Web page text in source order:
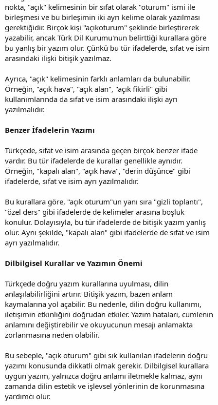
nokta, "açık" kelimesinin bir sıfat olarak "oturum" ismi ile
birleşmesi ve bu birleşimin iki ayrı kelime olarak yazılması
gerektiğidir. Birçok kişi "açıkoturum" şeklinde birleştirerek
yazabilir, ancak Türk Dil Kurumu'nun belirttiği kurallara göre
bu yanlış bir yazım olur. Çünkü bu tür ifadelerde, sıfat ve isim
arasındaki ilişki bitişik yazılmaz.
Ayrıca, "açık" kelimesinin farklı anlamları da bulunabilir.
Örneğin, "açık hava", "açık alan", "açık fikirli" gibi
kullanımlarında da sıfat ve isim arasındaki ilişki ayrı
yazılmalıdır.
Benzer İfadelerin Yazımı
Türkçede, sıfat ve isim arasında geçen birçok benzer ifade
vardır. Bu tür ifadelerde de kurallar genellikle aynıdır.
Örneğin, "kapalı alan", "açık hava", "derin düşünce" gibi
ifadelerde, sıfat ve isim ayrı yazılmalıdır.
Bu kurallara göre, "açık oturum"un yanı sıra "gizli toplantı",
"özel ders" gibi ifadelerde de kelimeler arasına boşluk
konulur. Dolayısıyla, bu tür ifadelerde de bitişik yazım yanlış
olur. Aynı şekilde, "kapalı alan" gibi ifadelerde de sıfat ve isim
ayrı yazılmalıdır.
Dilbilgisel Kurallar ve Yazımın Önemi
Türkçede doğru yazım kurallarına uyulması, dilin
anlaşılabilirliğini artırır. Bitişik yazım, bazen anlam
kaymalarına yol açabilir. Bu nedenle, dilin doğru kullanımı,
iletişimin etkinliğini doğrudan etkiler. Yazım hataları, cümlenin
anlamını değiştirebilir ve okuyucunun mesajı anlamakta
zorlanmasına neden olabilir.
Bu sebeple, "açık oturum" gibi sık kullanılan ifadelerin doğru
yazımı konusunda dikkatli olmak gerekir. Dilbilgisel kurallara
uygun yazım, yalnızca doğru anlamı iletmekle kalmaz, aynı
zamanda dilin estetik ve işlevsel yönlerinin de korunmasına
yardımcı olur.